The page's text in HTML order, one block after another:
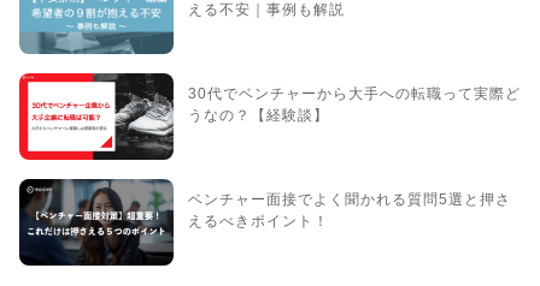
える不安｜事例も解説
30代でベンチャーから大手への転職って実際ど
うなの？【経験談】
ベンチャー面接でよく聞かれる質問5選と押さ
えるべきポイント！